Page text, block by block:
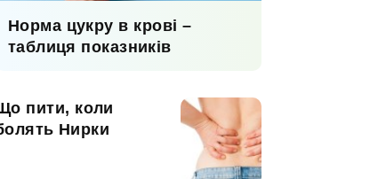
Норма цукру в крові –
таблиця показників
пити, коли
Нирки